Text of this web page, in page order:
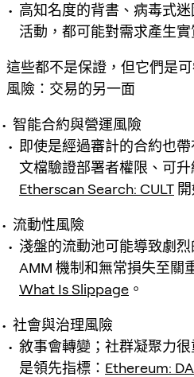
高知名度的背書、病毒式
活動，都可能對需求產生實
這些都不是保證，但它們是
風險：交易的另一面
智能合約與營運風險
即使是經過審計的合約也
文檔驗證部署者權限、可
Etherscan Search: CULT
流動性風險
淺盤的流動池可能導致劇
AMM 機制和無常損失至關
What Is Slippage 。
社會與治理風險
敘事會轉變；社群凝聚力
是領先指標： Ethereum: